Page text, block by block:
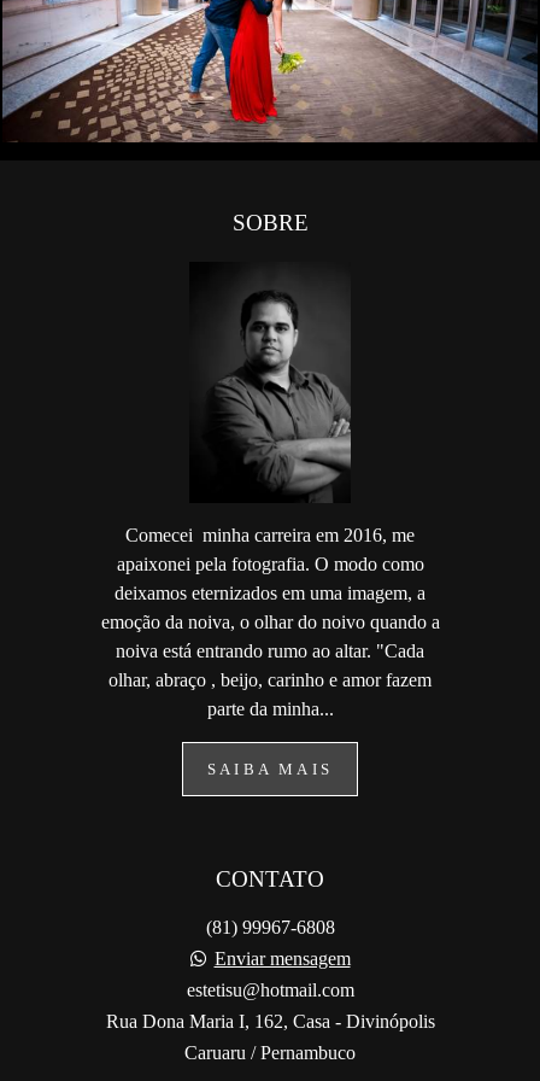
0
SOBRE
Comecei minha carreira em 2016, me
apaixonei pela fotografia. O modo como
deixamos eternizados em uma imagem, a
emoção da noiva, o olhar do noivo quando a
noiva está entrando rumo ao altar. "Cada
olhar, abraço , beijo, carinho e amor fazem
parte da minha...
SAIBA MAIS
CONTATO
(81) 99967-6808
Enviar mensagem
estetisu@hotmail.com
Rua Dona Maria I, 162, Casa - Divinópolis
Caruaru / Pernambuco